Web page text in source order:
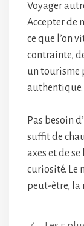
Voyager
Accepter de
ce que l’on
contrainte,
un tourisme
authentique.
Pas besoin
suffit de
axes et de
curiosité. Le
peut-être, la